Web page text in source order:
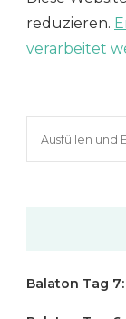
reduzieren.
verarbeitet
Balaton Tag